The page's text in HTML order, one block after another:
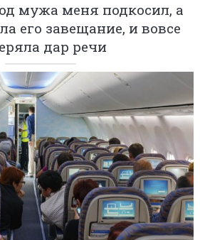
мужа меня подкосил, а
его завещание, и вовсе
дар речи